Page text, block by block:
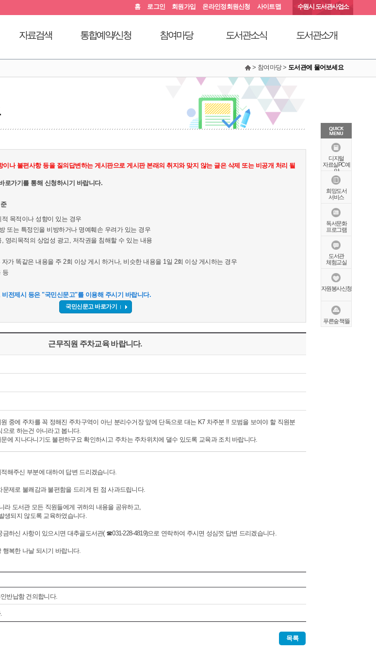
홈 로그인 회원가입 온라인정회원신청 사이트맵 수원시 도서관사업소
자료검색
추천도서
지역도서관 통합검색
통합예약/신청
열람실좌석현황
참여마당 도서관소식
공지사항
공개자료실
도서관소개
연혁
> 참여마당 > 도서관에 물어보세요
나 불편사항 등을 질의답변하는 게시판으로 게시판 본래의 취지와 맞지 않는 글은 삭제 또는 비공개 처리 될
로가기를 통해 신청하시기 바랍니다.
목적이나 성향이 있는 경우
또는 특정인을 비방하거나 명예훼손 우려가 있는 경우
영리목적의 상업성 광고, 저작권을 침해할 수 있는 내용
가 똑같은 내용을 주 2회 이상 게시 하거나, 비슷한 내용을 1일 2회 이상 게시하는 경우
등
전제시 등은 "국민신문고"를 이용해 주시기 바랍니다.
국민신문고 바로가기
근무직원 주차교육 바랍니다.
중에 주차를 꼭 정해진 주차구역이 아닌 분리수거장 앞에 단독으로 대는 K7 차주분 !! 모범을 보여야 할 직원분
으로 하는건 아니라고 봅니다.
에 지나다니기도 불편하구요 확인하시고 주차는 주차위치에 댈수 있도록 교육과 조치 바랍니다.
해주신 부분에 대하여 답변 드리겠습니다.
문제로 불쾌감과 불편함을 드리게 된 점 사과드립니다.
라 도서관 모든 직원들에게 귀하의 내용을 공유하고,
생되지 않도록 교육하였습니다.
금하신 사항이 있으시면 대추골도서관( ☎031-228-4819)으로 연락하여 주시면 성심껏 답변 드리겠습니다.
행복한 나날 되시기 바랍니다.
반납함 건의합니다.
목록
디지털
자료실PC예
약
희망도서
서비스
독서문화
프로그램
도서관
체험교실
자원봉사신청
푸른숲 책뜰